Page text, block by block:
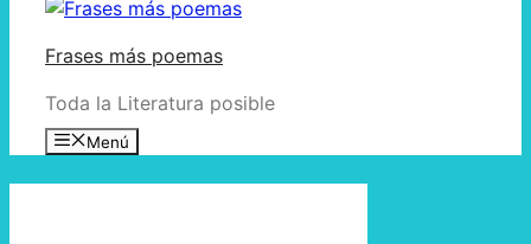
Frases más poemas
Toda la Literatura posible
Menú